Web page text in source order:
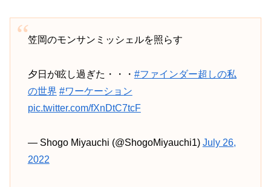
笠岡のモンサンミッシェルを照らす
夕日が眩し過ぎた・・・ #ファインダー超しの私
の世界 #ワーケーション
pic.twitter.com/fXnDtC7tcF
— Shogo Miyauchi (@ShogoMiyauchi1) July 26,
2022